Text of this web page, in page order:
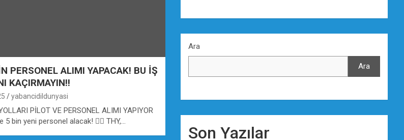
PERSONEL ALIMI YAPACAK! BU İŞ
KAÇIRMAYIN!!
yabancidildunyasi
PİLOT VE PERSONEL ALIMI YAPIYOR
5 bin yeni personel alacak! 👩‍✈️ THY,…
Ara
Ara
Son Yazılar